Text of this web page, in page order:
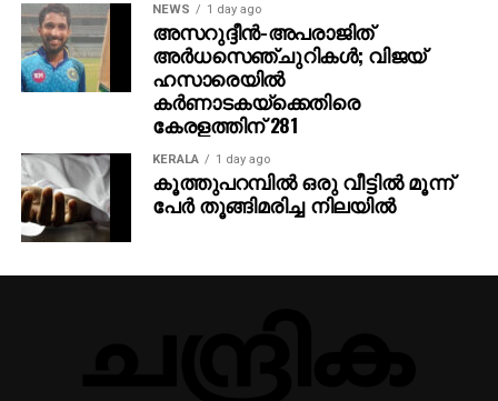
NEWS 1 day ago
അസറുദ്ദീന്‍-അപരാജിത്
അര്‍ധസെഞ്ചുറികള്‍; വിജയ്
ഹസാരെയില്‍
കര്‍ണാടകയ്‌ക്കെതിരെ
കേരളത്തിന് 281
KERALA 1 day ago
കൂത്തുപറമ്പിൽ ഒരു വീട്ടിൽ മൂന്ന്
പേർ തൂങ്ങിമരിച്ച നിലയിൽ